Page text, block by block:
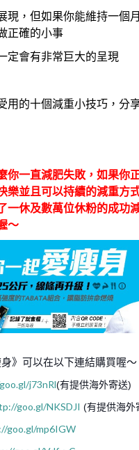
現，但如果你能維持一個
正確的小事
定會有非常巨大的呈現
用的十個減重小技巧，分
你一直減肥失敗， 如果你
樂並且可以持續的減重方
一休及數萬位休粉的成功
～
》可以在以下連結購買喔～
j73nRl(有提供海外寄送)
goo.gl/NKSDJI (有提供海外
goo.gl/mp6IGW